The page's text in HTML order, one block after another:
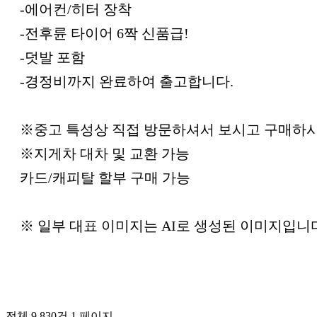
-에어컨/히터 장착
-전후륜 타이어 6짝 신품급!
-덧발 포함
-경정비까지 완료하여 출고합니다.
※중고 특성상 직접 방문하셔서 보시고 구매하
※지게차 대차 및 교환 가능
카드/캐피탈 할부 구매 가능
※ 일부 대표 이미지는 AI로 생성된 이미지입니